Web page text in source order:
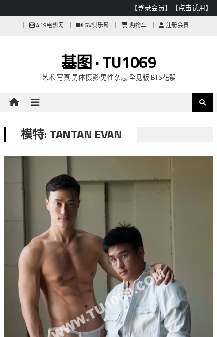
【登录会员】 【点击试用】
419电影网 GV俱乐部 购物车 注册会员
基图 · TU1069
艺术·写真·男体摄影·男性杂志·全见版·BTS花絮
模特: TANTAN EVAN